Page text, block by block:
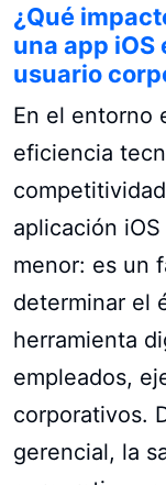
¿Qué
una app
usuario
En el entorno
eficiencia
aplicación
menor: es un
determinar el
herramienta
empleados,
corporativos.
gerencial, la